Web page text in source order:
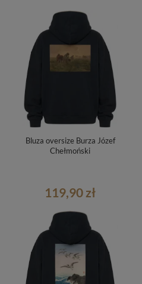
Bluza oversize Burza Józef
Chełmoński
119,90 zł